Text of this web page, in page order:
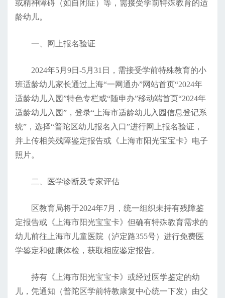
或精神障碍（如自闭症）等，需接受学前特殊教育的适
龄幼儿。
一、网上报名验证
2024年5月9日-5月31日，需接受学前特殊教育的小
班适龄幼儿家长通过上海“一网通办”网站首页“2024年
适龄幼儿入园”特色专栏或“随申办”移动端首页“2024年
适龄幼儿入园”，登录“上海市适龄幼儿入园信息登记系
统”，选择“普陀区幼儿报名入口”进行网上报名验证，
并上传相关残障鉴定报告或《上海市阳光宝宝卡》电子
照片。
二、医学诊断及专家评估
区教育局将于2024年7月，统一组织未持有残障鉴
定报告或《上海市阳光宝宝卡》但确有特殊教育需求的
幼儿前往上海市儿童医院（泸定路355号）进行免费医
学鉴定和健康体检，获取相应鉴定报告。
持有《上海市阳光宝宝卡》或经过医学鉴定的幼
儿，凭通知（普陀区学前特教康复中心统一下发）由父